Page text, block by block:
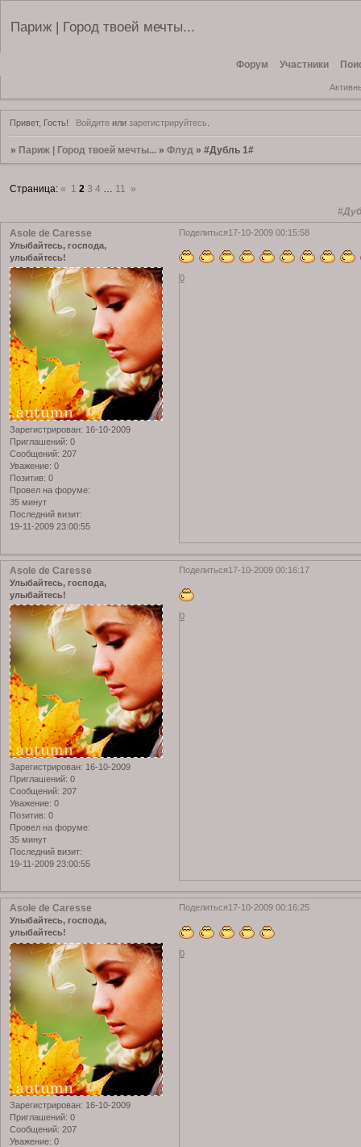
Париж | Город твоей мечты...
Форум Участники
Привет, Гость! Войдитеили зарегистрируйтесь
» Париж | Город твоей мечты... »Флуд »#Дубль 1#
Страница:« 1 2 3 4 … 11 »
Поделиться17-10-2009 00:15:58
Asole de Caresse
Улыбайтесь, господа,
улыбайтесь!
Зарегистрирован: 16-10-2009
Приглашений: 0
Сообщений: 207
Уважение: 0
Позитив: 0
Провел на форуме:
35 минут
Последний визит:
19-11-2009 23:00:55
0
Поделиться17-10-2009 00:16:17
Asole de Caresse
Улыбайтесь, господа,
улыбайтесь!
Зарегистрирован: 16-10-2009
Приглашений: 0
Сообщений: 207
Уважение: 0
Позитив: 0
Провел на форуме:
35 минут
Последний визит:
19-11-2009 23:00:55
0
Поделиться17-10-2009 00:16:25
Asole de Caresse
Улыбайтесь, господа,
улыбайтесь!
Зарегистрирован: 16-10-2009
Приглашений: 0
Сообщений: 207
Уважение: 0
0